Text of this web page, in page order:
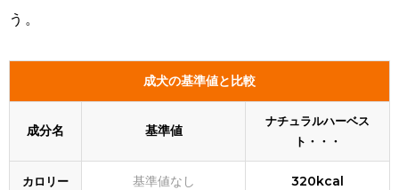
う。
成犬の基準値と比較
成分名 基準値
ナチュラルハーベス
ト・・・
カロリー 基準値なし 320kcal